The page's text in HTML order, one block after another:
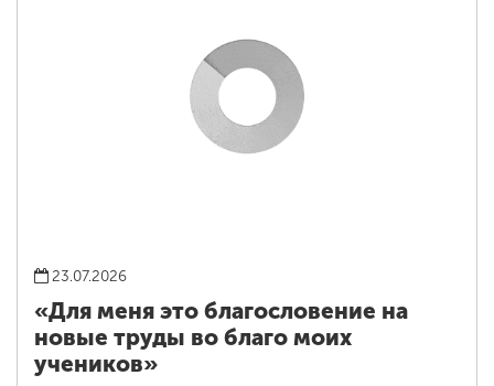
23.07.2026
«Для меня это благословение на
новые труды во благо моих
учеников»